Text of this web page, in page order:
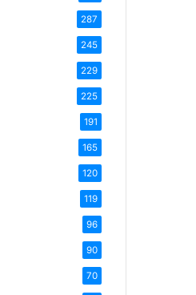
287
245
229
225
191
165
120
119
96
90
70